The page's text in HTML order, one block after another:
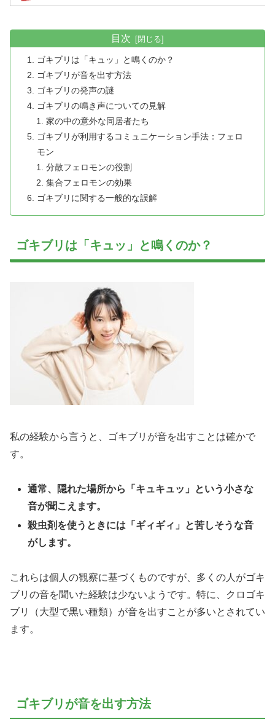
目次
ゴキブリは「キュッ」と鳴くのか？
ゴキブリが音を出す方法
ゴキブリの発声の謎
ゴキブリの鳴き声についての見解
家の中の意外な同居者たち
ゴキブリが利用するコミュニケーション手法：フェロ
モン
分散フェロモンの役割
集合フェロモンの効果
ゴキブリに関する一般的な誤解
ゴキブリは「キュッ」と鳴くのか？
私の経験から言うと、ゴキブリが音を出すことは確かで
す。
通常、隠れた場所から「キュキュッ」という小さな
音が聞こえます。
殺虫剤を使うときには「ギィギィ」と苦しそうな音
がします。
これらは個人の観察に基づくものですが、多くの人がゴキ
ブリの音を聞いた経験は少ないようです。特に、クロゴキ
ブリ（大型で黒い種類）が音を出すことが多いとされてい
ます。
ゴキブリが音を出す方法